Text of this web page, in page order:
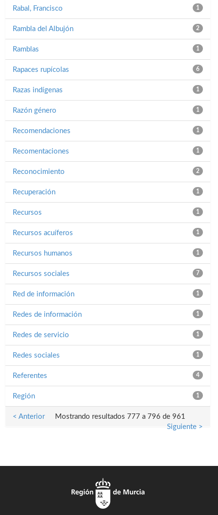
Rabal, Francisco
1
Rambla del Albujón 2
Ramblas 1
Rapaces rupícolas 6
Razas indígenas 1
Razón género 1
Recomendaciones 1
Recomentaciones 1
Reconocimiento 2
Recuperación 1
Recursos 1
Recursos acuíferos 1
Recursos humanos 1
Recursos sociales 7
Red de información 1
Redes de información 1
Redes de servicio 1
Redes sociales 1
Referentes 4
Región 1
Mostrando resultados 777 a 796 de 961
< Anterior
Siguiente >